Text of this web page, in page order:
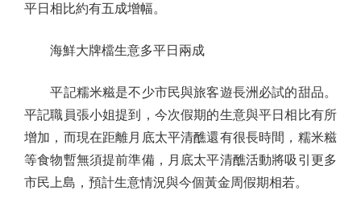
平日相比約有五成增幅。
海鮮大牌檔生意多平日兩成
平記糯米糍是不少市民與旅客遊長洲必試的甜品。
平記職員張小姐提到，今次假期的生意與平日相比有所
增加，而現在距離月底太平清醮還有很長時間，糯米糍
等食物暫無須提前準備，月底太平清醮活動將吸引更多
市民上島，預計生意情況與今個黃金周假期相若。